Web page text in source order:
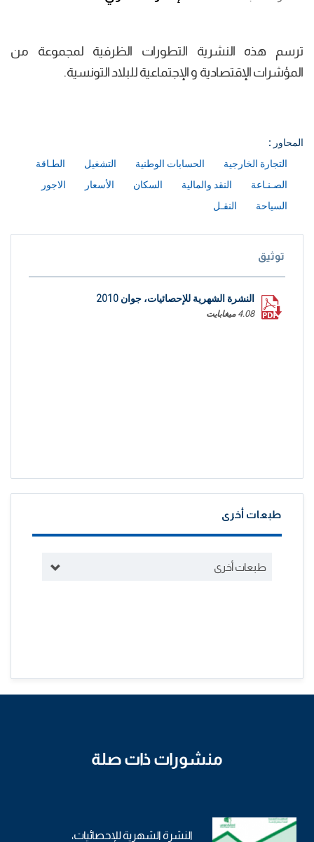
ترسم هذه النشرية التطورات الظرفية لمجموعة من
المؤشرات الإقتصادية و الإجتماعية للبلاد التونسية.
المحاور :
التجارة الخارجية
الحسابات الوطنية التشغيل
الطـاقة
الصـنـاعة
النقد والمالية السكان الأسعار
الاجور
السياحة
النقـل
توثيق
النشرة الشهرية للإحصائيات، جوان 2010
4.08 ميغابايت
طبعات أخرى
طبعات أخرى
منشورات ذات صلة
النشرة الشهرية للإحصائيات،